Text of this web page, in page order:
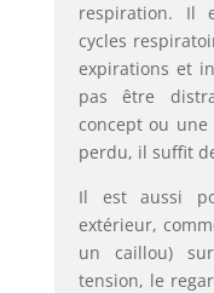
respiration. Il
cycles
expirations et
pas être
concept ou
perdu, il suffit
Il est aussi
extérieur,
un caillou)
tension, le